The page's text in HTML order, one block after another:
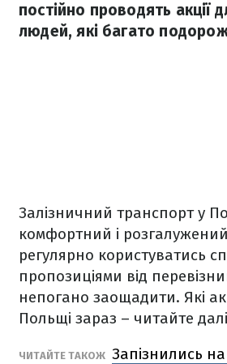
постійно проводять акції
людей, які багато
Залізничний транспорт у
комфортний і
регулярно користуватись
пропозиціями від
непогано заощадити. Які
Польщі зараз – читайте
ЧИТАЙТЕ ТАКОЖ Запізнились